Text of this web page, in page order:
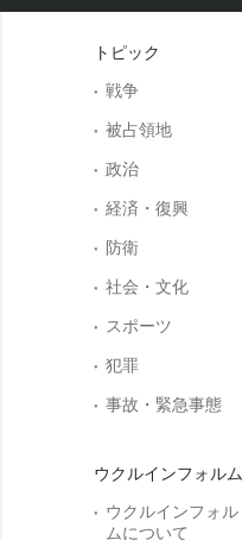
トピック
戦争
被占領地
政治
経済・復興
防衛
社会・文化
スポーツ
犯罪
事故・緊急事態
ウクルインフォルム
ウクルインフォル
ムについて